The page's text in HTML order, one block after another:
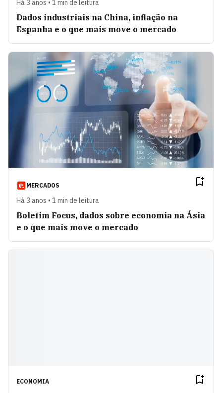
Há 3 anos • 1 min de leitura
Dados industriais na China, inflação na
Espanha e o que mais move o mercado
MERCADOS
Há 3 anos • 1 min de leitura
Boletim Focus, dados sobre economia na Ásia
e o que mais move o mercado
ECONOMIA